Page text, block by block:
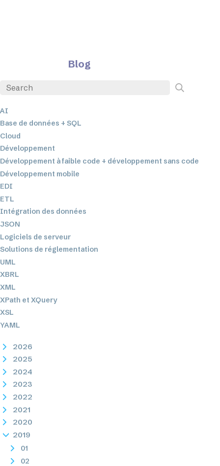
Blog
AI
Base de données + SQL
Cloud
Développement
Développement à faible code + développement sans code
Développement mobile
EDI
ETL
Intégration des données
JSON
Logiciels de serveur
Solutions de réglementation
UML
XBRL
XML
XPath et XQuery
XSL
YAML
2026
2025
2024
2023
2022
2021
2020
2019
01
02